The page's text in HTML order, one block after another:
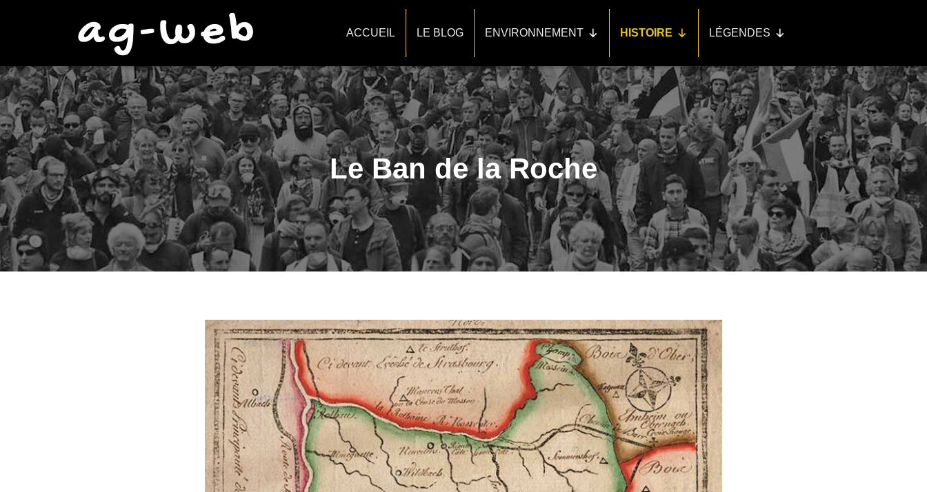
ACCUEIL LE BLOG ENVIRONNEMENT HISTOIRE LÉGENDES
Le Ban de la Roche